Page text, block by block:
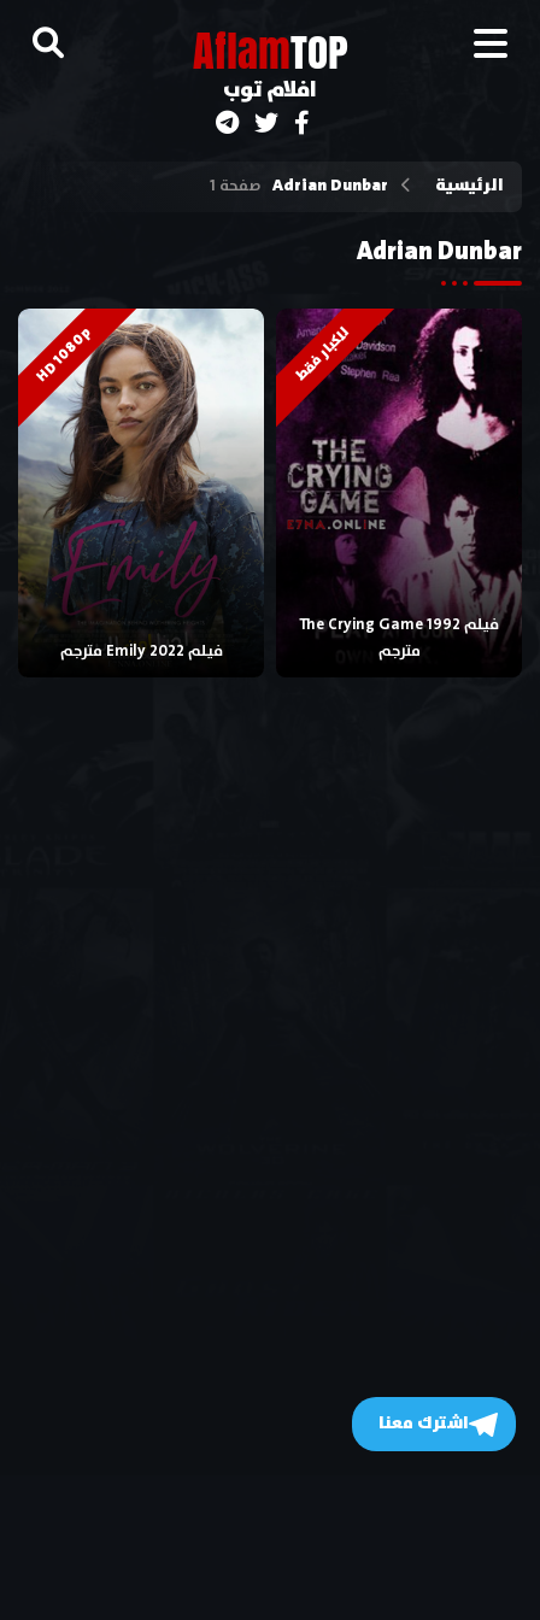
AflamTOP
افلام توب
الرئيسية Adrian Dunbar صفحة 1
Adrian Dunbar
للكبار فقط
فيلم The Crying Game 1992
مترجم
HD 1080p
فيلم Emily 2022 مترجم
اشترك معنا